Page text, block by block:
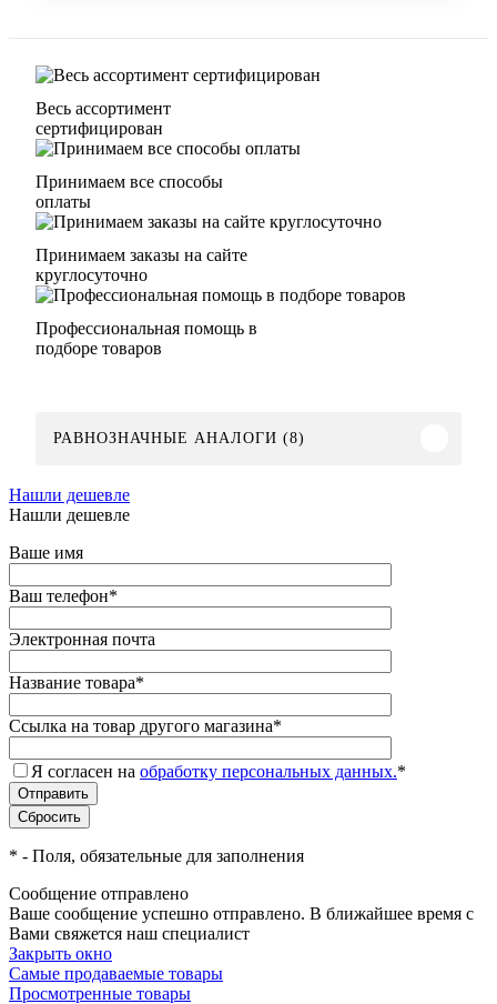
Весь ассортимент
сертифицирован
Принимаем все способы
оплаты
Принимаем заказы на сайте
круглосуточно
Профессиональная помощь в
подборе товаров
РАВНОЗНАЧНЫЕ АНАЛОГИ (8)
Нашли дешевле
Нашли дешевле
Ваше имя
Ваш телефон*
Электронная почта
Название товара*
Ссылка на товар другого магазина*
Я согласен на обработку персональных данных.*
* - Поля, обязательные для заполнения
Сообщение отправлено
Ваше сообщение успешно отправлено. В ближайшее время с
Вами свяжется наш специалист
Закрыть окно
Самые продаваемые товары
Просмотренные товары